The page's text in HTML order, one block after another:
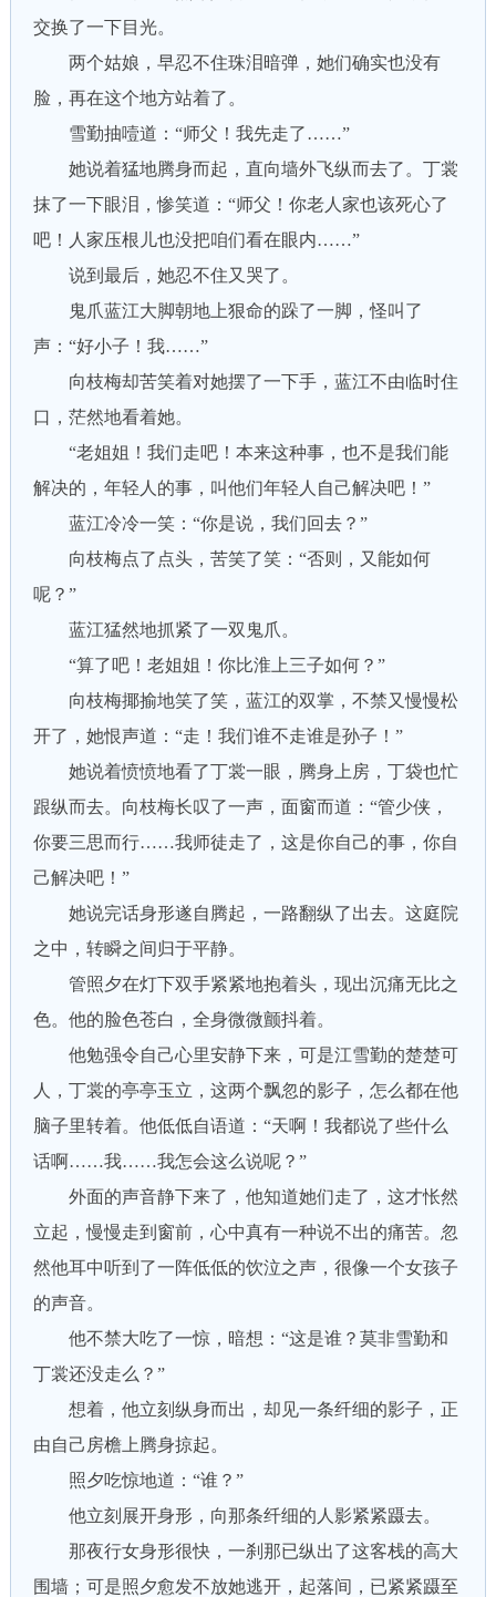
交换了一下目光。
两个姑娘，早忍不住珠泪暗弹，她们确实也没有
脸，再在这个地方站着了。
雪勤抽噎道：“师父！我先走了……”
她说着猛地腾身而起，直向墙外飞纵而去了。丁裳
抹了一下眼泪，惨笑道：“师父！你老人家也该死心了
吧！人家压根儿也没把咱们看在眼内……”
说到最后，她忍不住又哭了。
鬼爪蓝江大脚朝地上狠命的跺了一脚，怪叫了
声：“好小子！我……”
向枝梅却苦笑着对她摆了一下手，蓝江不由临时住
口，茫然地看着她。
“老姐姐！我们走吧！本来这种事，也不是我们能
解决的，年轻人的事，叫他们年轻人自己解决吧！”
蓝江冷冷一笑：“你是说，我们回去？”
向枝梅点了点头，苦笑了笑：“否则，又能如何
呢？”
蓝江猛然地抓紧了一双鬼爪。
“算了吧！老姐姐！你比淮上三子如何？”
向枝梅揶揄地笑了笑，蓝江的双掌，不禁又慢慢松
开了，她恨声道：“走！我们谁不走谁是孙子！”
她说着愤愤地看了丁裳一眼，腾身上房，丁袋也忙
跟纵而去。向枝梅长叹了一声，面窗而道：“管少侠，
你要三思而行……我师徒走了，这是你自己的事，你自
己解决吧！”
她说完话身形遂自腾起，一路翻纵了出去。这庭院
之中，转瞬之间归于平静。
管照夕在灯下双手紧紧地抱着头，现出沉痛无比之
色。他的脸色苍白，全身微微颤抖着。
他勉强令自己心里安静下来，可是江雪勤的楚楚可
人，丁裳的亭亭玉立，这两个飘忽的影子，怎么都在他
脑子里转着。他低低自语道：“天啊！我都说了些什么
话啊……我……我怎会这么说呢？”
外面的声音静下来了，他知道她们走了，这才怅然
立起，慢慢走到窗前，心中真有一种说不出的痛苦。忽
然他耳中听到了一阵低低的饮泣之声，很像一个女孩子
的声音。
他不禁大吃了一惊，暗想：“这是谁？莫非雪勤和
丁裳还没走么？”
想着，他立刻纵身而出，却见一条纤细的影子，正
由自己房檐上腾身掠起。
照夕吃惊地道：“谁？”
他立刻展开身形，向那条纤细的人影紧紧蹑去。
那夜行女身形很快，一刹那已纵出了这客栈的高大
围墙；可是照夕愈发不放她逃开，起落间，已紧紧蹑至